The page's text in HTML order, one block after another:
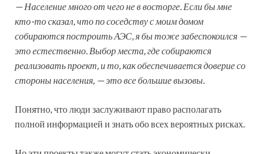
— Население много от чего не в восторге. Если бы мне
кто-то сказал, что по соседству с моим домом
собираются построить АЭС, я бы тоже забеспокоился —
это естественно. Выбор места, где собираются
реализовать проект, и то, как обеспечивается доверие со
стороны населения, — это все большие вызовы.
Понятно, что люди заслуживают право располагать
полной информацией и знать обо всех вероятных рисках.